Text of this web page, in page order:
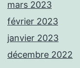
mars 2023
février 2023
janvier 2023
décembre 2022